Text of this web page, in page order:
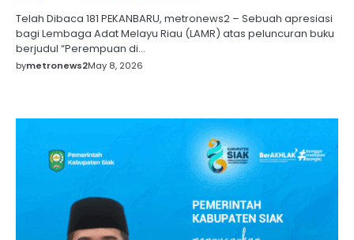
Telah Dibaca 181 PEKANBARU, metronews2 – Sebuah apresiasi
bagi Lembaga Adat Melayu Riau (LAMR) atas peluncuran buku
berjudul “Perempuan di…
bymetronews2May 8, 2026